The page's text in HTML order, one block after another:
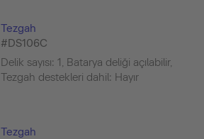
Tezgah
#DS106C
Delik sayısı: 1, Batarya deliği açılabilir,
Tezgah destekleri dahil: Hayır
Tezgah